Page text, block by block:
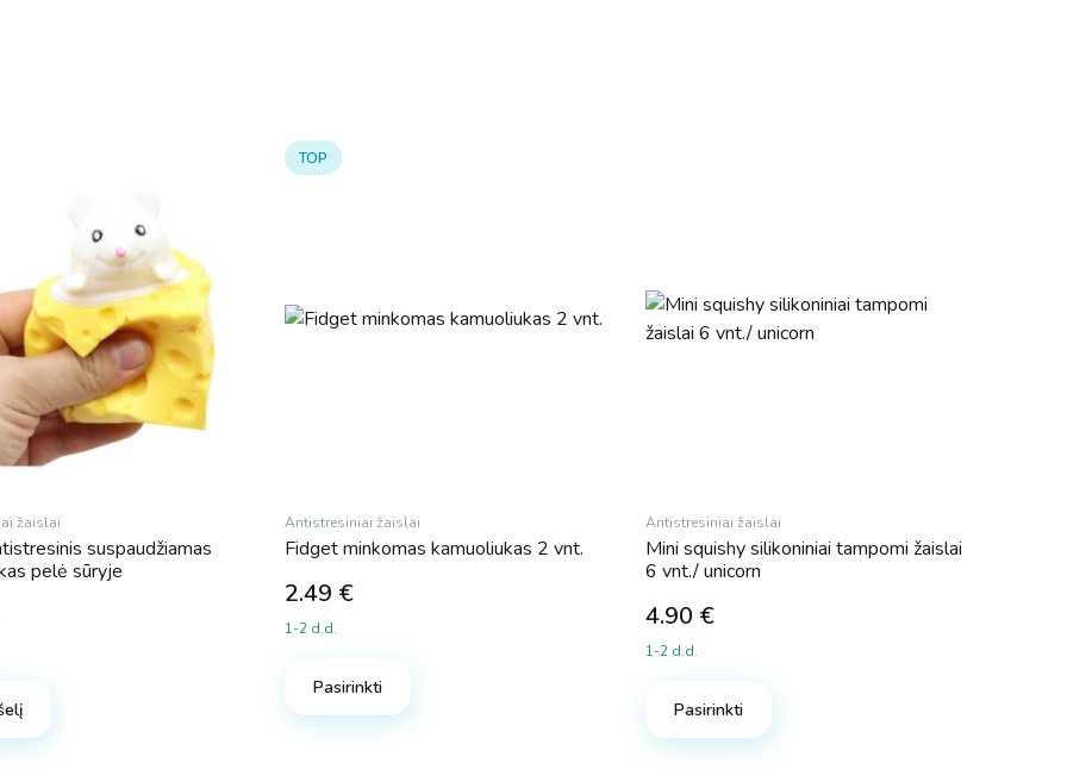
žaislai
suspaudžiamas
pelė sūryje
TOP
Antistresiniai žaislai
Fidget minkomas kamuoliukas 2 vnt.
2.49 €
1-2 d.d.
Pasirinkti
Antistresiniai žaislai
Mini squishy silikoniniai tampomi žaislai
6 vnt./ unicorn
4.90 €
1-2 d.d.
Pasirinkti